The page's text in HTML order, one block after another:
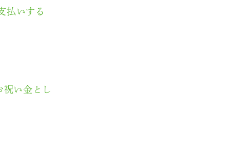
払いする
い金とし